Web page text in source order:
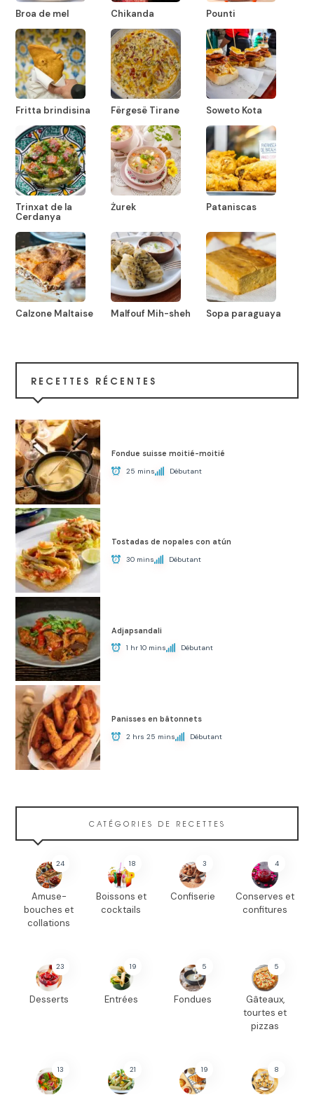
Broa de mel Chikanda Pounti
Fritta brindisina Fërgesë Tirane Soweto Kota
Trinxat de la
Cerdanya
Żurek Pataniscas
Calzone Maltaise Malfouf Mih-sheh Sopa paraguaya
RECETTES RÉCENTES
Fondue suisse moitié-moitié
25 mins Débutant
Tostadas de nopales con atún
30 mins Débutant
Adjapsandali
1 hr 10 mins Débutant
Panisses en bâtonnets
2 hrs 25 mins Débutant
CATÉGORIES DE RECETTES
24
Amuse-
bouches et
collations
18
Boissons et
cocktails
3
Confiserie
4
Conserves et
confitures
23
Desserts
19
Entrées
5
Fondues
5
Gâteaux,
tourtes et
pizzas
13 21 19 8